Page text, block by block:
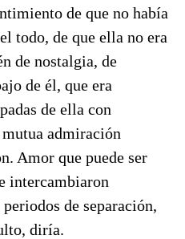
de que no había
todo, de que ella no era
de nostalgia, de
de él, que era
de ella con
admiración
Amor que puede ser
intercambiaron
de separación,
diría.